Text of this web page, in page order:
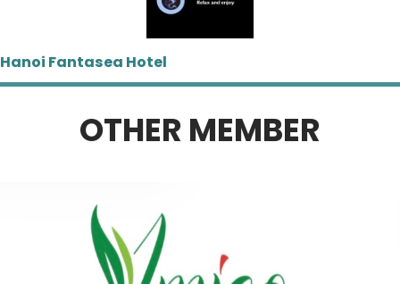
Hanoi Fantasea Hotel
OTHER MEMBER